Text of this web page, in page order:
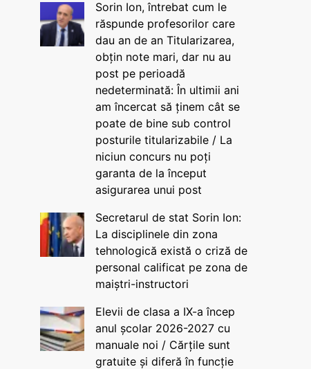
Sorin Ion, întrebat cum le
răspunde profesorilor care
dau an de an Titularizarea,
obțin note mari, dar nu au
post pe perioadă
nedeterminată: În ultimii ani
am încercat să ținem cât se
poate de bine sub control
posturile titularizabile / La
niciun concurs nu poți
garanta de la început
asigurarea unui post
Secretarul de stat Sorin Ion:
La disciplinele din zona
tehnologică există o criză de
personal calificat pe zona de
maiștri-instructori
Elevii de clasa a IX-a încep
anul școlar 2026-2027 cu
manuale noi / Cărțile sunt
gratuite și diferă în funcție